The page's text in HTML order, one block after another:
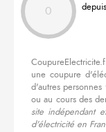
0
une coupure
d'autres
ou au cours des
site indépendant
d'électricité en